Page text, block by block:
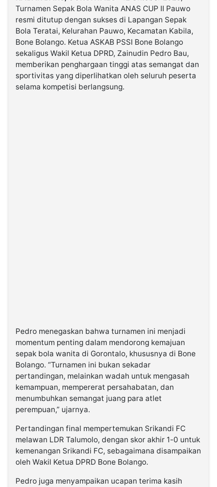
Kabarbaru.co
2026
Kabarbaru
Media
Holding
Turnamen Sepak Bola Wanita ANAS CUP II Pauwo
resmi ditutup dengan sukses di Lapangan Sepak
Bola Teratai, Kelurahan Pauwo, Kecamatan Kabila,
Bone Bolango. Ketua ASKAB PSSI Bone Bolango
sekaligus Wakil Ketua DPRD, Zainudin Pedro Bau,
memberikan penghargaan tinggi atas semangat dan
sportivitas yang diperlihatkan oleh seluruh peserta
selama kompetisi berlangsung.
Pedro menegaskan bahwa turnamen ini menjadi
momentum penting dalam mendorong kemajuan
sepak bola wanita di Gorontalo, khususnya di Bone
Bolango. “Turnamen ini bukan sekadar
pertandingan, melainkan wadah untuk mengasah
kemampuan, mempererat persahabatan, dan
menumbuhkan semangat juang para atlet
perempuan,” ujarnya.
Pertandingan final mempertemukan Srikandi FC
melawan LDR Talumolo, dengan skor akhir 1-0 untuk
kemenangan Srikandi FC, sebagaimana disampaikan
oleh Wakil Ketua DPRD Bone Bolango.
Pedro juga menyampaikan ucapan terima kasih